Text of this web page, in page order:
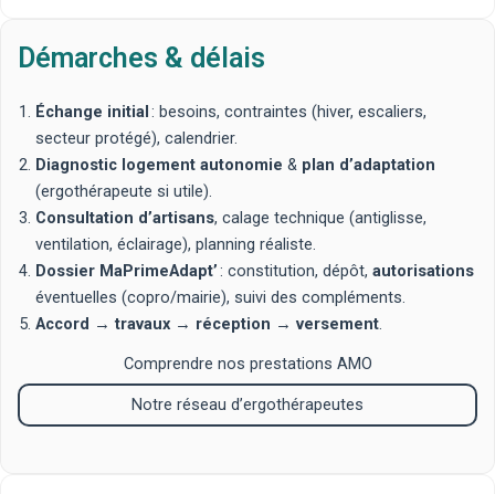
Démarches & délais
Échange initial: besoins, contraintes (hiver, escaliers,
secteur protégé), calendrier.
Diagnostic logement autonomie & plan d’adaptation
(ergothérapeute si utile).
Consultation d’artisans, calage technique (antiglisse,
ventilation, éclairage), planning réaliste.
Dossier MaPrimeAdapt’: constitution, dépôt, autorisations
éventuelles (copro/mairie), suivi des compléments.
Accord →travaux→ réception → versement.
Comprendre nos prestations AMO
Notre réseau d’ergothérapeutes